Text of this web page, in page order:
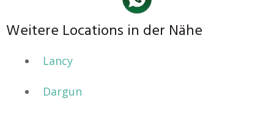
Weitere Locations in der Nähe
Lancy
Dargun